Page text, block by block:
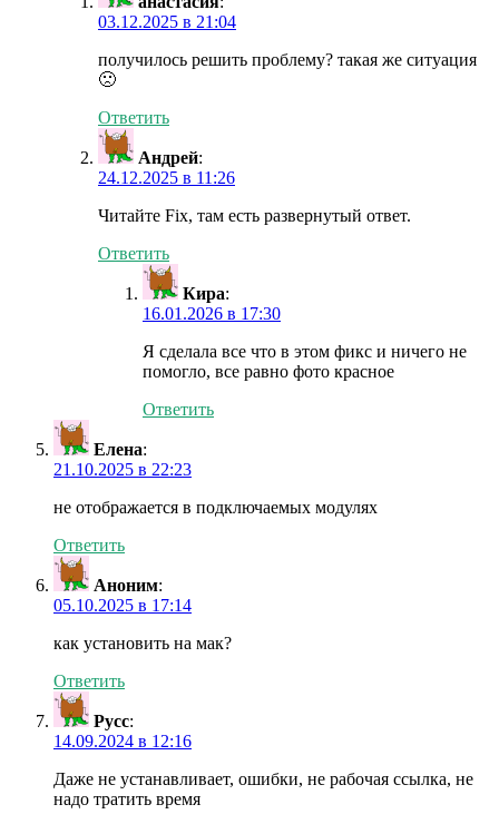
03.12.2025 в 21:04
получилось решить проблему? такая же ситуация
🙁
Ответить
Андрей:
24.12.2025 в 11:26
Читайте Fix, там есть развернутый ответ.
Ответить
Кира:
16.01.2026 в 17:30
Я сделала все что в этом фикс и ничего не
помогло, все равно фото красное
Ответить
Елена:
21.10.2025 в 22:23
не отображается в подключаемых модулях
Ответить
Аноним:
05.10.2025 в 17:14
как установить на мак?
Ответить
Русс:
14.09.2024 в 12:16
Даже не устанавливает, ошибки, не рабочая ссылка, не
надо тратить время